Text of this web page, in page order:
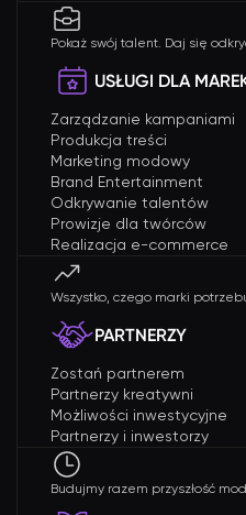
Pokaż swój talent. Daj się
USŁUGI DLA
Zarządzanie kampaniami
Produkcja treści
Marketing modowy
Brand Entertainment
Odkrywanie talentów
Prowizje dla twórców
Realizacja e-commerce
Wszystko, czego marki
PARTNERZY
Zostań partnerem
Partnerzy kreatywni
Możliwości inwestycyjne
Partnerzy i inwestorzy
Budujmy razem przyszłość